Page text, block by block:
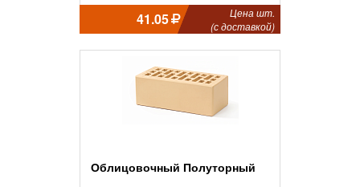
41.05
Цена шт.
(с доставкой)
Облицовочный Полуторный